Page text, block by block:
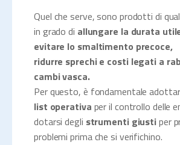
Quel che serve, sono prodotti di
in grado di allungare la durata
evitare lo smaltimento precoce,
ridurre sprechi e costi legati a
cambi vasca.
Per questo, è fondamentale
list operativa per il controllo delle
dotarsi degli strumenti giustiper
problemi prima che si verifichino.